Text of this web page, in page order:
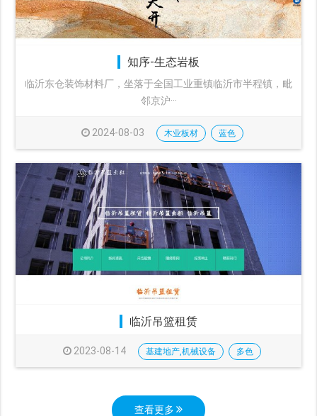
知序-生态岩板
临沂东仓装饰材料厂，坐落于全国工业重镇临沂市半程镇，毗
邻京沪···
2024-08-03 木业板材 蓝色
临沂吊篮租赁
2023-08-14 基建地产,机械设备 多色
查看更多